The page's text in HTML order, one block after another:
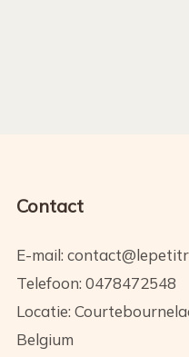
Contact
E-mail:
Telefoon: 0478472548
Locatie:
Belgium